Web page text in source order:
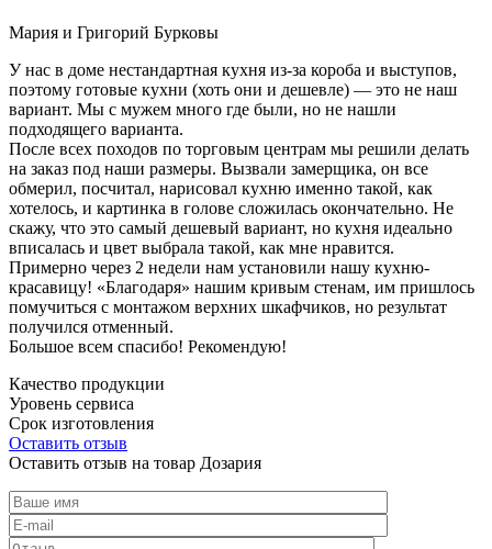
Мария и Григорий Бурковы
У нас в доме нестандартная кухня из-за короба и выступов,
поэтому готовые кухни (хоть они и дешевле) — это не наш
вариант. Мы с мужем много где были, но не нашли
подходящего варианта.
После всех походов по торговым центрам мы решили делать
на заказ под наши размеры. Вызвали замерщика, он все
обмерил, посчитал, нарисовал кухню именно такой, как
хотелось, и картинка в голове сложилась окончательно. Не
скажу, что это самый дешевый вариант, но кухня идеально
вписалась и цвет выбрала такой, как мне нравится.
Примерно через 2 недели нам установили нашу кухню-
красавицу! «Благодаря» нашим кривым стенам, им пришлось
помучиться с монтажом верхних шкафчиков, но результат
получился отменный.
Большое всем спасибо! Рекомендую!
Качество продукции
Уровень сервиса
Срок изготовления
Оставить отзыв
Оставить отзыв на товар Дозария